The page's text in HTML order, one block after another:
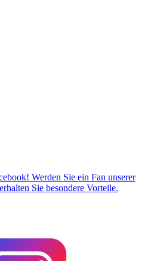
Werden Sie ein Fan unserer
Sie besondere Vorteile.